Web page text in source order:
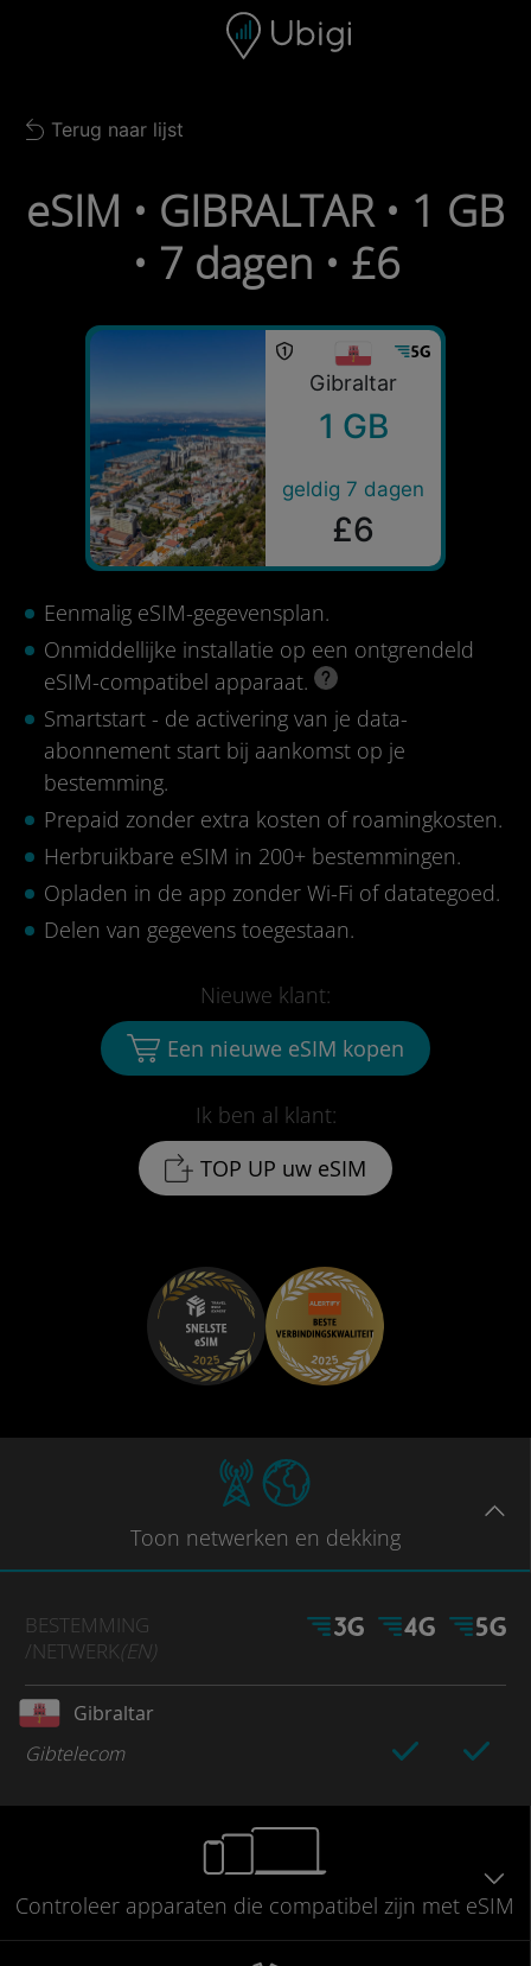
Navigatiebalk Voettekst
Back to list
Terug naar lijst
eSIM • GIBRALTAR • 1 GB
• 7 dagen • £6
Gibraltar
1 GB
geldig 7 dagen
£6
Eenmalig eSIM-gegevensplan.
Onmiddellijke installatie op een ontgrendeld
eSIM-compatibel apparaat.
Smartstart - de activering van je data-
abonnement start bij aankomst op je
bestemming.
Prepaid zonder extra kosten of roamingkosten.
Herbruikbare eSIM in 200+ bestemmingen.
Opladen in de app zonder Wi-Fi of datategoed.
Delen van gegevens toegestaan.
Ik ben al klant:
TOP UP uw eSIM
Nieuwe klant:
Een nieuwe eSIM kopen
Toon netwerken en dekking
BESTEMMING
/NETWERK(EN)
Gibraltar
Gibtelecom
Controleer apparaten die compatibel zijn met eSIM